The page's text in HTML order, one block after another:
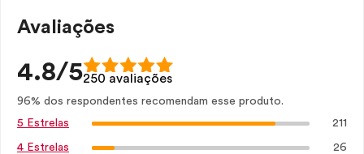
Avaliações
4.8/5250 avaliações
96% dos respondentes recomendam esse produto.
5 Estrelas
211
4 Estrelas 26